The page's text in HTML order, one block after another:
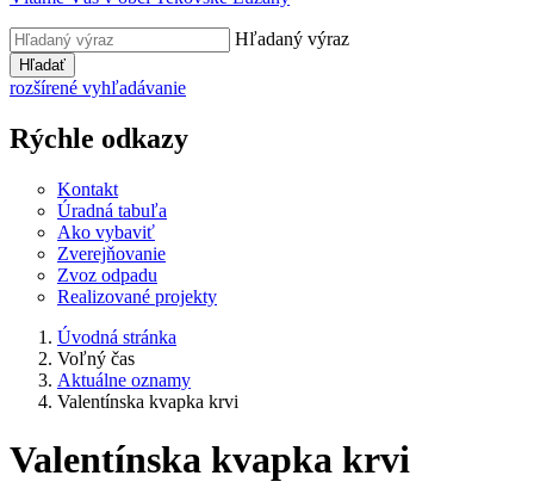
Hľadaný výraz
Hľadať
rozšírené vyhľadávanie
Rýchle odkazy
Kontakt
Úradná tabuľa
Ako vybaviť
Zverejňovanie
Zvoz odpadu
Realizované projekty
Úvodná stránka
Voľný čas
Aktuálne oznamy
Valentínska kvapka krvi
Valentínska kvapka krvi